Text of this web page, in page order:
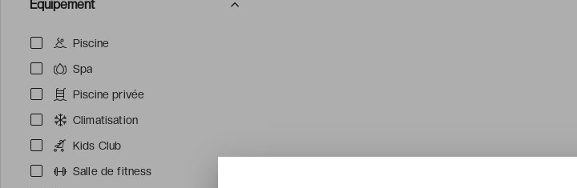
Équipement
Piscine
Spa
Piscine privée
Climatisation
Kids Club
Salle de fitness